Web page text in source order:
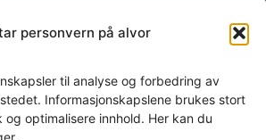
personvern på alvor
til analyse og forbedring av
Informasjonskapslene brukes stort
optimalisere innhold. Her kan du